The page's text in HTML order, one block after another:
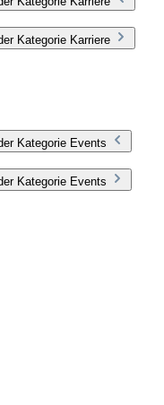
Kategorie Karriere
Kategorie Events
Kategorie Events